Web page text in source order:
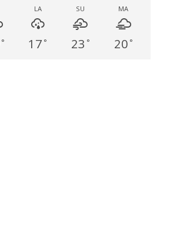
°
LA
17 °
SU
23 °
MA
20 °